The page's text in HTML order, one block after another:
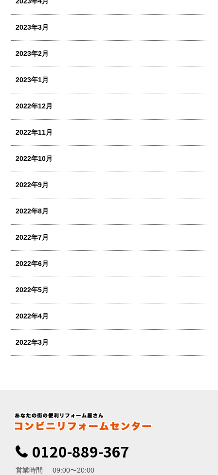
2023年3月
2023年2月
2023年1月
2022年12月
2022年11月
2022年10月
2022年9月
2022年8月
2022年7月
2022年6月
2022年5月
2022年4月
2022年3月
0120-889-367
営業時間
09:00〜20:00